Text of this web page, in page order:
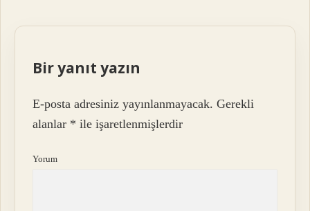
Bir yanıt yazın
E-posta adresiniz yayınlanmayacak. Gerekli
alanlar * ile işaretlenmişlerdir
Yorum